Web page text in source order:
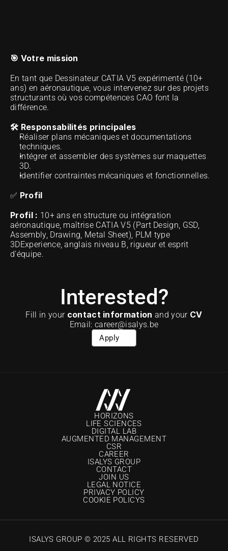
🎯 Votre mission
En tant que Dessinateur CATIA V5 expérimenté (10+
ans) en aéronautique, vous intervenez sur des projets
structurants où vos compétences CAO font la
différence.
🛠 Responsabilités principales
Réaliser plans mécaniques et documentations
techniques.
Intégrer et assembler des systèmes sur maquettes
3D.
Identifier contraintes mécaniques et fonctionnelles.
✅ Profil
Profil : 10+ ans en structure ou intégration
aéronautique, maîtrise CATIA V5 (Part Design, GSD,
Assembly, Drawing, Metal Sheet), PLM type
3DExperience, anglais niveau B, rigueur et esprit
d’équipe.
Interested?
Fill in your contact information and your CV
Email: career@isalys.be
Apply
HORIZONS
LIFE SCIENCES
DIGITAL LAB
AUGMENTED MANAGEMENT
CSR
CAREER
ISALYS GROUP
CONTACT
JOIN US
LEGAL NOTICE
PRIVACY POLICY
COOKIE POLICYS
ISALYS GROUP © 2025 ALL RIGHTS RESERVED